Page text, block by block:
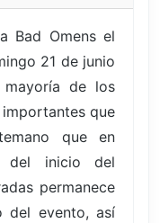
Bad Omens el
21 de junio
de los
que
que en
del inicio del
permanece
del evento, así